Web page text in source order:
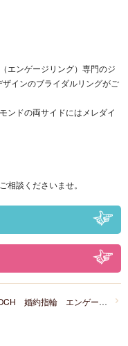
エンゲージリング）専門のジ
インのブライダルリングがご
ンドの両サイドにはメレダイ
相談くださいませ。
BROOCH 婚約指輪 エンゲージリング かわいい お花デザイン